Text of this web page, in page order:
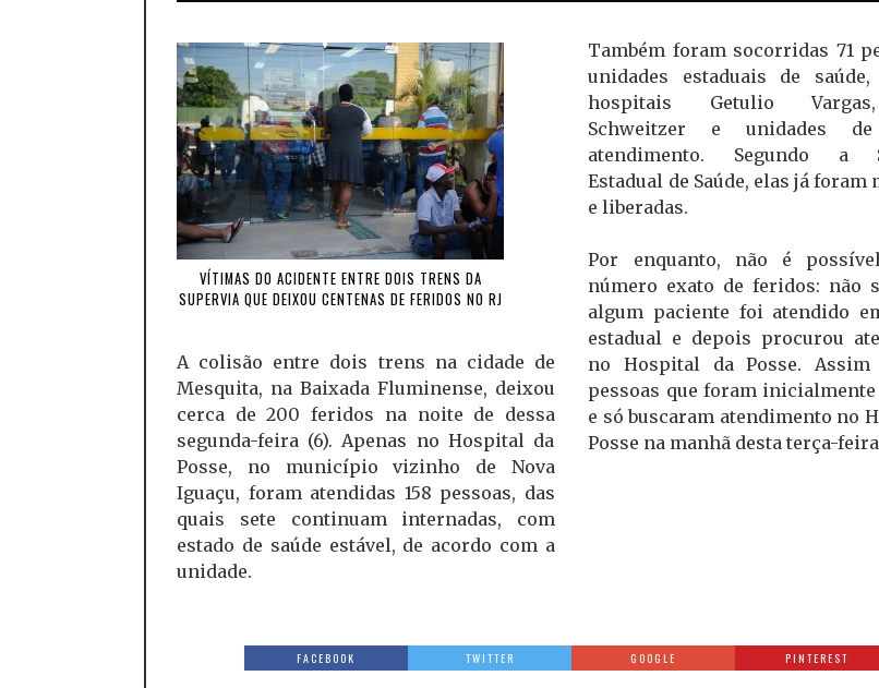
VÍTIMAS DO ACIDENTE ENTRE DOIS TRENS DA
SUPERVIA QUE DEIXOU CENTENAS DE FERIDOS NO RJ
A colisão entre dois trens na cidade de
Mesquita, na Baixada Fluminense, deixou
cerca de 200 feridos na noite de dessa
segunda-feira (6). Apenas no Hospital da
Posse, no município vizinho de Nova
Iguaçu, foram atendidas 158 pessoas, das
quais sete continuam internadas, com
estado de saúde estável, de acordo com a
unidade.
Também foram socorridas 71
unidades estaduais de
hospitais Getulio
Schweitzer e unidades
atendimento. Segundo a
Estadual de Saúde, elas já foram
e liberadas.
Por enquanto, não é
número exato de feridos: não
algum paciente foi atendido
estadual e depois procurou
no Hospital da Posse.
pessoas que foram inicialmente
e só buscaram atendimento no
Posse na manhã desta terça-
FACEBOOK TWITTER GOOGLE PINTEREST